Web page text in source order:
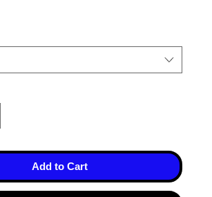
Add to Cart